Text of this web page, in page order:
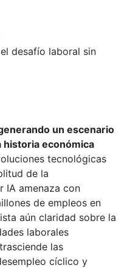
desafío laboral sin
un escenario
historia económica
tecnológicas
de la
IA amenaza con
de empleos en
aún claridad sobre la
laborales
las
cíclico y